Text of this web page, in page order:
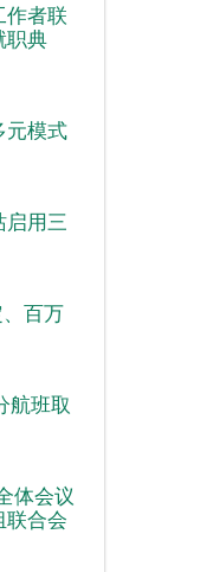
作者联
职典
元模式
启用三
百万
航班取
体会议
联合会